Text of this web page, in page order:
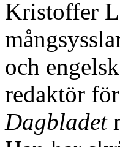
Kristoffer
och
redaktör för
Dagbladet